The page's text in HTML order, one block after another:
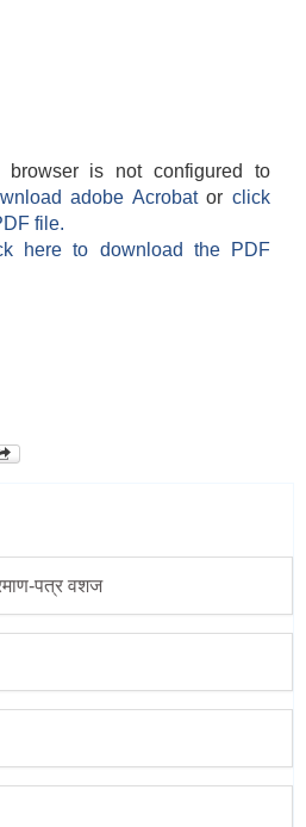
browser is not configured to
adobe Acrobatorclick
file.
here to download the PDF
पत्र वशज